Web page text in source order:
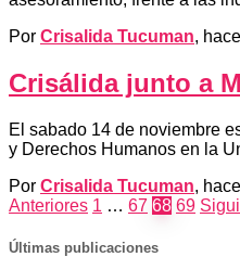
Por Crisalida Tucuman, hace
Crisálida junto a
El sabado 14 de noviembre
y Derechos Humanos en la
Por Crisalida Tucuman, hace
Paginación
de
Anteriores 1 … 67 68 69
Últimas publicaciones